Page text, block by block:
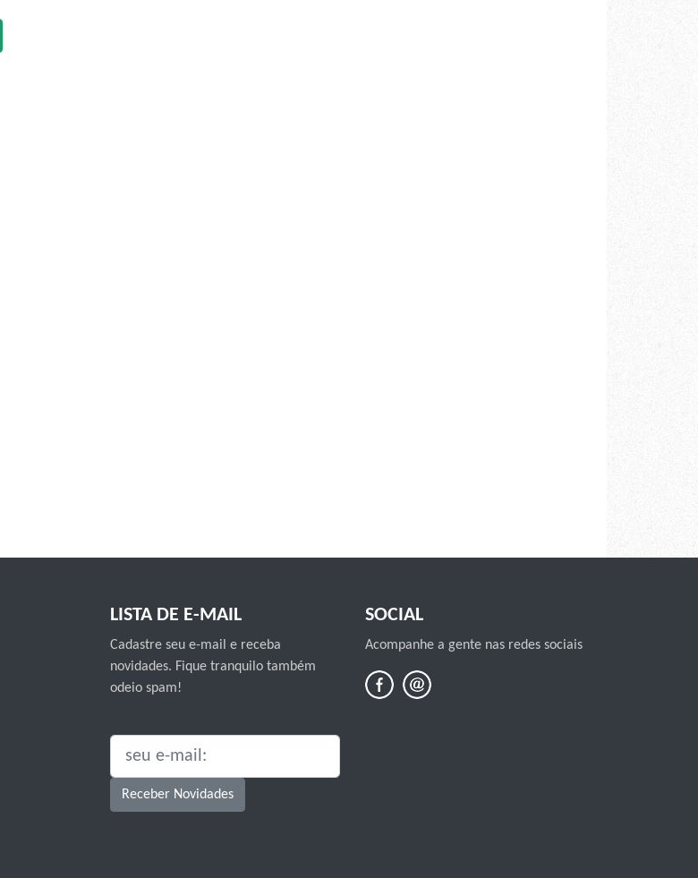
LISTA DE E-MAIL
Cadastre seu e-mail e receba
novidades. Fique tranquilo também
odeio spam!
SEU E-MAIL:
Receber Novidades
SOCIAL
Acompanhe a gente nas redes sociais